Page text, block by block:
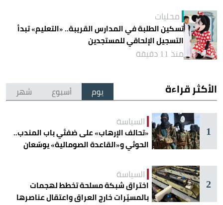
محليات
تسكين الطلبة في المدارس القريبة.. «التعليم» تبدأ
التسجيل الإلحاقي للمستجدين
منذ 11 دقيقة
الأكثر قراءة يوم أسبوع شهر
1
السياسة
«تحالف الإرهاب» على ضفتَي باب المندب..
الحوثي و«القاعدة الصومالية» يوسّعان
2
السياسة
اختراق شبكة مسلحة تخطط لهجمات
بالمسيّرات خارج العراق واعتقال عناصرها